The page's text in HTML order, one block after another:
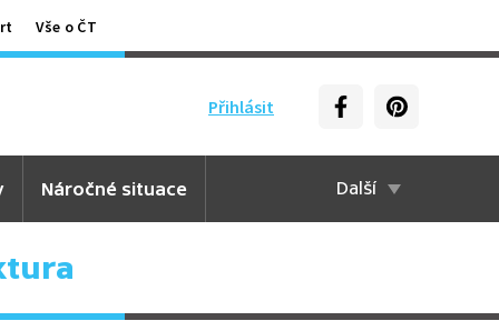
Vše o ČT
Přihlásit
Náročné situace Další